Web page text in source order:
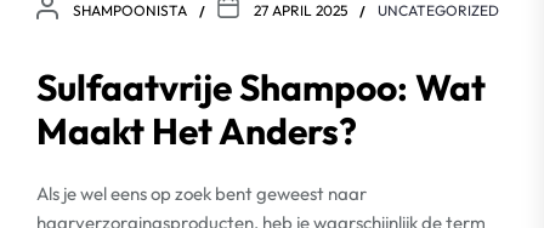
SHAMPOONISTA 27 APRIL 2025 UNCATEGORIZED
Sulfaatvrije Shampoo: Wat
Maakt Het Anders?
Als je wel eens op zoek bent geweest naar
haarverzorgingsproducten, heb je waarschijnlijk de term